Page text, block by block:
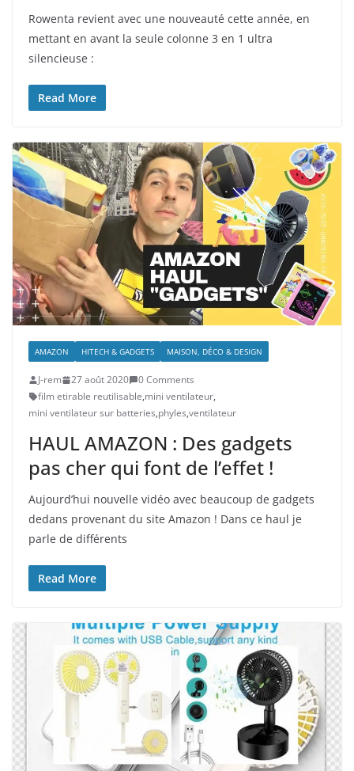
Rowenta revient avec une nouveauté cette année, en
mettant en avant la seule colonne 3 en 1 ultra
silencieuse :
Read More
AMAZON HITECH & GADGETS MAISON, DÉCO & DESIGN
J-rem 27 août 2020
0 Comments
film etirable reutilisable,mini ventilateur,
mini ventilateur sur batteries,phyles,ventilateur
HAUL AMAZON : Des gadgets
pas cher qui font de l’effet !
Aujourd’hui nouvelle vidéo avec beaucoup de gadgets
dedans provenant du site Amazon ! Dans ce haul je
parle de différents
Read More